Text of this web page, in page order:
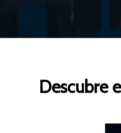
Descubre